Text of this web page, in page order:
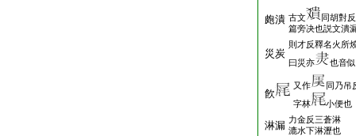
皰潰 古文
同胡對
篇旁决也説文潰
災炭
則才反釋名火所
曰災亦
也音
飮
又作
同乃吊
字林
小便也
淋漏 力金反三蒼淋
漉水下淋瀝也